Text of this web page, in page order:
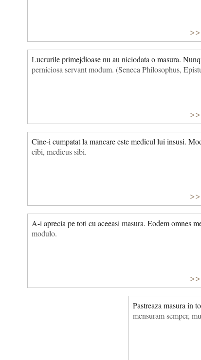
Lucrurile primejdioase nu au niciodata o masura.
perniciosa servant modum. (Seneca Philosophus,
Cine-i cumpatat la mancare este medicul lui insusi.
cibi, medicus sibi.
A-i aprecia pe toti cu aceeasi masura. Eodem omnes
modulo.
Pastreaza masura in
mensuram semper,